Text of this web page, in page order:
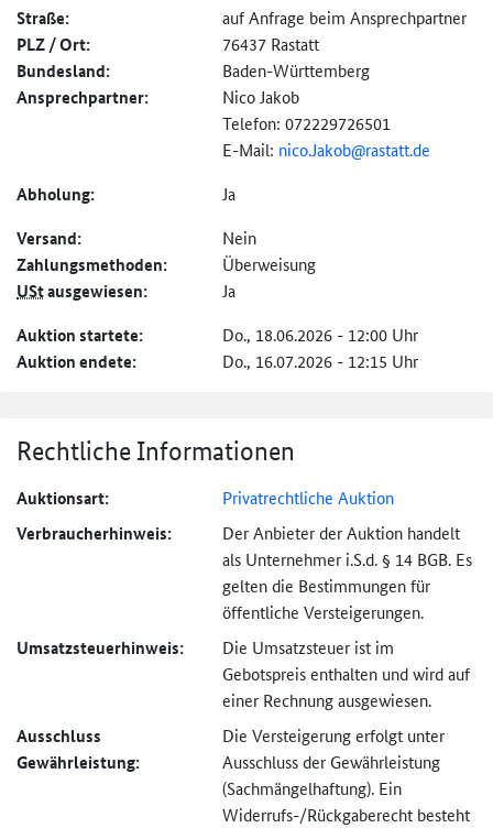
Straße: auf Anfrage beim Ansprechpartner
PLZ / Ort: 76437 Rastatt
Bundesland: Baden-Württemberg
Ansprechpartner:
Nico Jakob
Telefon: 072229726501
E-Mail: nico.Jakob@rastatt.de
Abholung: Ja
Versand: Nein
Zahlungs­methoden: Überweisung
UStausgewiesen: Ja
Auktion startete: Do., 18.06.2026 - 12:00 Uhr
Auktion endete: Do., 16.07.2026 - 12:15 Uhr
Rechtliche Informationen
Auktionsart: Privatrechtliche Auktion
Verbraucher­hinweis:
Der Anbieter der Auktion handelt
als Unternehmer i.S.d. § 14 BGB. Es
gelten die Bestimmungen für
öffentliche Versteigerungen.
Umsatzsteuer­hinweis:
Die Umsatzsteuer ist im
Gebotspreis enthalten und wird auf
einer Rechnung ausgewiesen.
Ausschluss
Gewährleistung:
Die Versteigerung erfolgt unter
Ausschluss der Gewährleistung
(Sachmängel­haftung). Ein
Widerrufs-/Rückgaberecht besteht